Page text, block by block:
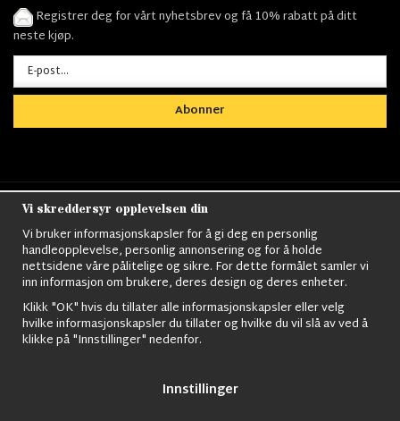
Registrer deg for vårt nyhetsbrev og få 10% rabatt på ditt
neste kjøp.
Abonner
Nordens största utbud av
kläder,Militärtöverskott, Militärutrustning, Ordningsvakt
utrustning,väktarkläder,Militärbyxor,Militärjackor,M65
Jackor,Bomberjackor,Militärkängor,Militära Ryggsäckar,Vintage Army
kläder,Sjömanskläder,Paracord,Gasmask,Ghillie
Vi skreddersyr opplevelsen din
Vi bruker informasjonskapsler for å gi deg en personlig
handleopplevelse, personlig annonsering og for å holde
nettsidene våre pålitelige og sikre. For dette formålet samler vi
inn informasjon om brukere, deres design og deres enheter.
Klikk "OK" hvis du tillater alle informasjonskapsler eller velg
hvilke informasjonskapsler du tillater og hvilke du vil slå av ved å
klikke på "Innstillinger" nedenfor.
Innstillinger